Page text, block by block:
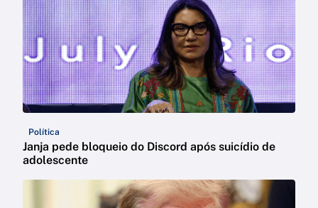
Política
Janja pede bloqueio do Discord após suicídio de
adolescente